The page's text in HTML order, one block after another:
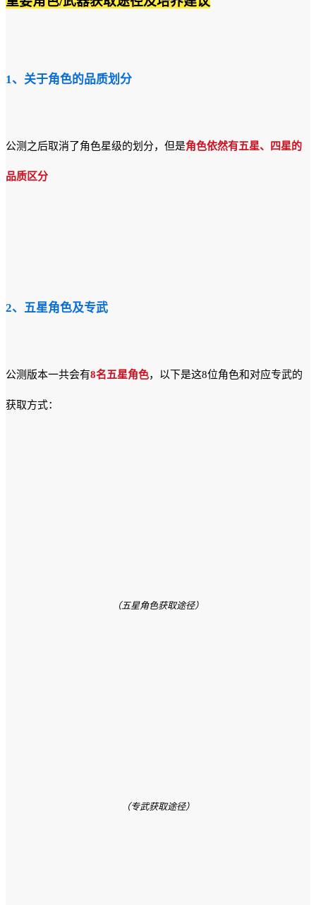
1、关于角色的品质划分
公测之后取消了角色星级的划分，但是角色依然有五星、四星的
品质区分
2、五星角色及专武
公测版本一共会有8名五星角色，以下是这8位角色和对应专武的
获取方式：
（五星角色获取途径）
（专武获取途径）